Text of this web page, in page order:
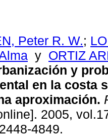
Peter R. W.;
y ORTIZ
y
en la costa
aproximación.
2005,
4849.